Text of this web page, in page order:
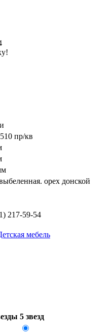
пр/кв
орех донской
217-59-54
мебель
5 звезд